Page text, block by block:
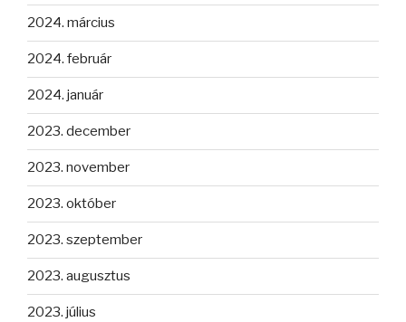
2024. március
2024. február
2024. január
2023. december
2023. november
2023. október
2023. szeptember
2023. augusztus
2023. július